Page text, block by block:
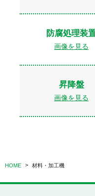
防腐処理装
画像を見る
昇降盤
画像を見る
HOME 材料・加工機